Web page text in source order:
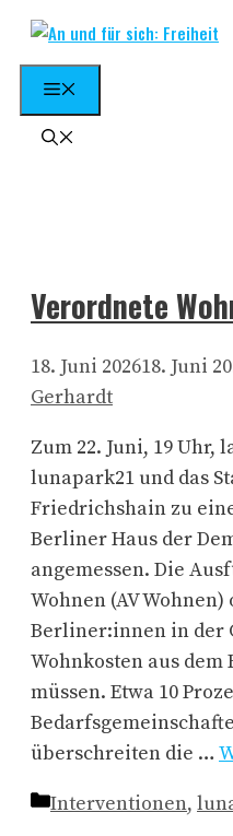
Zum
springen
Verordnete
18. Juni 202618. Juni
Gerhardt
Zum 22. Juni, 19 Uhr,
lunapark21 und das
Friedrichshain zu
Berliner Haus der
angemessen. Die
Wohnen (AV
Berliner:innen in der
Wohnkosten aus dem
müssen. Etwa 10
überschreiten die …
Kategorien
Interventionen,